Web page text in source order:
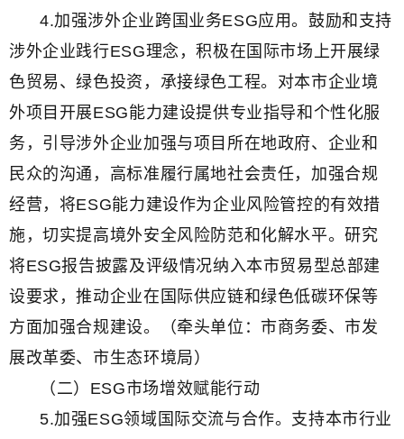
4.加强涉外企业跨国业务ESG应用。鼓励和支持
涉外企业践行ESG理念，积极在国际市场上开展绿
色贸易、绿色投资，承接绿色工程。对本市企业境
外项目开展ESG能力建设提供专业指导和个性化服
务，引导涉外企业加强与项目所在地政府、企业和
民众的沟通，高标准履行属地社会责任，加强合规
经营，将ESG能力建设作为企业风险管控的有效措
施，切实提高境外安全风险防范和化解水平。研究
将ESG报告披露及评级情况纳入本市贸易型总部建
设要求，推动企业在国际供应链和绿色低碳环保等
方面加强合规建设。（牵头单位：市商务委、市发
展改革委、市生态环境局）
（二）ESG市场增效赋能行动
5.加强ESG领域国际交流与合作。支持本市行业